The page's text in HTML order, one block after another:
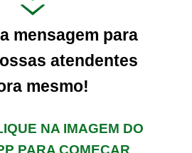
mensagem para
atendentes
mesmo!
NA IMAGEM DO
PARA COMEÇAR